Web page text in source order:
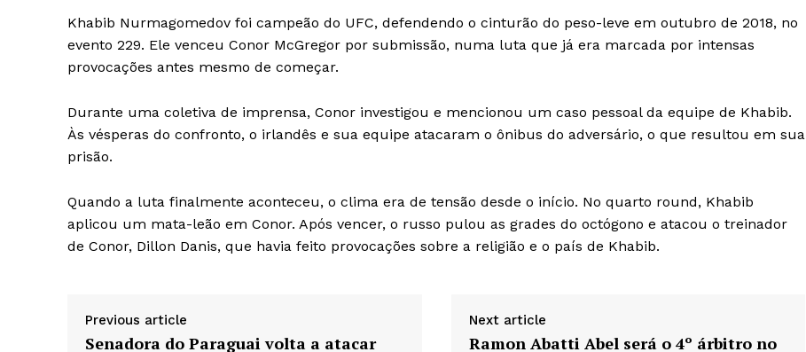
Khabib Nurmagomedov foi campeão do UFC, defendendo o cinturão do peso-leve em outubro de 2018, no
evento 229. Ele venceu Conor McGregor por submissão, numa luta que já era marcada por intensas
provocações antes mesmo de começar.
Durante uma coletiva de imprensa, Conor investigou e mencionou um caso pessoal da equipe de Khabib.
Às vésperas do confronto, o irlandês e sua equipe atacaram o ônibus do adversário, o que resultou em sua
prisão.
Quando a luta finalmente aconteceu, o clima era de tensão desde o início. No quarto round, Khabib
aplicou um mata-leão em Conor. Após vencer, o russo pulou as grades do octógono e atacou o treinador
de Conor, Dillon Danis, que havia feito provocações sobre a religião e o país de Khabib.
Previous article
Senadora do Paraguai volta a atacar
Next article
Ramon Abatti Abel será o 4º árbitro no